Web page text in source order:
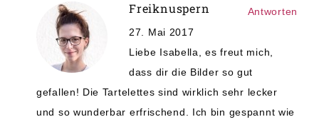
Freiknuspern
27. Mai 2017
Liebe Isabella, es freut mich,
dass dir die Bilder so gut
gefallen! Die Tartelettes sind wirklich sehr lecker
und so wunderbar erfrischend. Ich bin gespannt wie
Antworten